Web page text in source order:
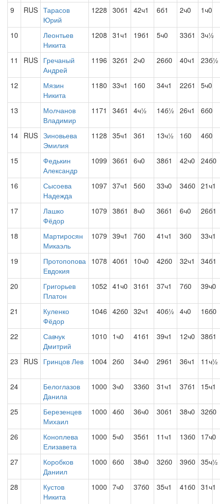
9 RUS Тарасов
Юрий
1228 30б1 42ч1 6б1 2ч0 1ч0
10
Леонтьев
Никита
1208 31ч1 19б1 5ч0 33б1 3ч½
11 RUS Гречаный
Андрей
1196 32б1 2ч0 26б0 40ч1 23б½
12
Мязин
Никита
1180 33ч1 1б0 34ч1 22б1 5ч0
13
Молчанов
Владимир
1171 34б1 4ч½ 14б½ 26ч1 6б0
14 RUS Зиновьева
Эмилия
1128 35ч1 3б1 13ч½ 1б0 4б0
15
Федькин
Александр
1099 36б1 6ч0 38б1 42ч0 24б0
16
Сысоева
Надежда
1097 37ч1 5б0 33ч0 34б0 21ч1
17
Лашко
Фёдор
1079 38б1 8ч0 36б1 6ч0 26б1
18
Мартиросян
Микаэль
1079 39ч1 7б0 41ч1 3б0 33ч1
19
Протопопова
Евдокия
1078 40б1 10ч0 42б0 32ч1 34б1
20
Григорьев
Платон
1052 41ч0 31б1 37ч1 7б0 39ч0
21
Куленко
Фёдор
1046 42б0 32ч1 40б½ 4ч0 16б0
22
Савчук
Дмитрий
1010 1ч0 41б1 39ч1 12ч0 38б1
23 RUS Гринцов Лев 1004 2б0 34ч0 29б1 36ч1 11ч½
24
Белоглазов
Данила
1000 3ч0 33б0 31ч1 37б1 15ч1
25
Березенцев
Михаил
1000 4б0 36ч0 30б1 38ч0 32б0
26
Коноплева
Елизавета
1000 5ч0 35б1 11ч1 13б0 17ч0
27
Коробков
Даниил
1000 6б0 38ч0 32б0 39б0 35ч½
28
Кустов
Никита
1000 7ч0 37б0 35ч1 41б0 31ч1